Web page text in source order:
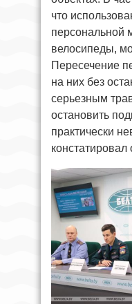
что
персональной
велосипеды,
Пересечение
на них без
серьезным
остановить
практически
констатировал